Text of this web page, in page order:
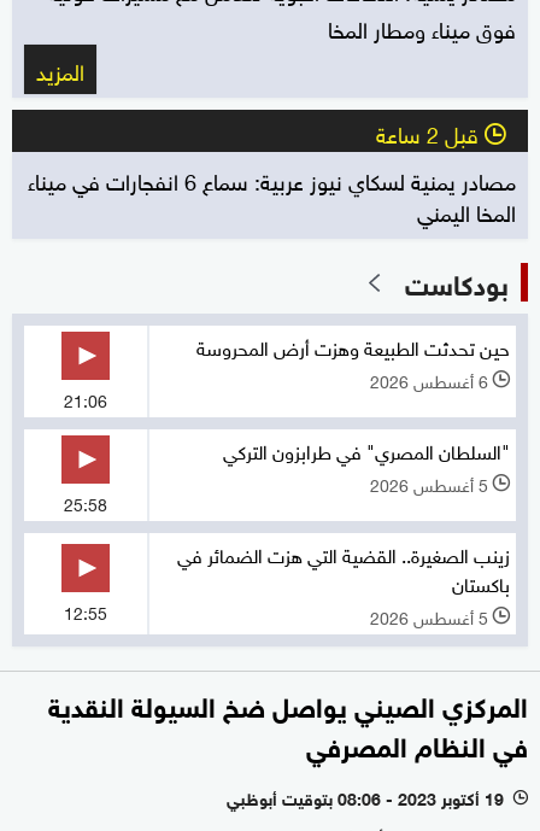
فوق ميناء ومطار المخا
المزيد
l قبل 2 ساعة
مصادر يمنية لسكاي نيوز عربية: سماع 6 انفجارات في ميناء
المخا اليمني
بودكاست
حين تحدثت الطبيعة وهزت أرض المحروسة
l 6 أغسطس 2026
21:06
"السلطان المصري" في طرابزون التركي
l 5 أغسطس 2026
25:58
زينب الصغيرة.. القضية التي هزت الضمائر في
باكستان
l 5 أغسطس 2026 12:55
المركزي الصيني يواصل ضخ السيولة النقدية
في النظام المصرفي
l 19 أكتوبر 2023 - 08:06 بتوقيت أبوظبي